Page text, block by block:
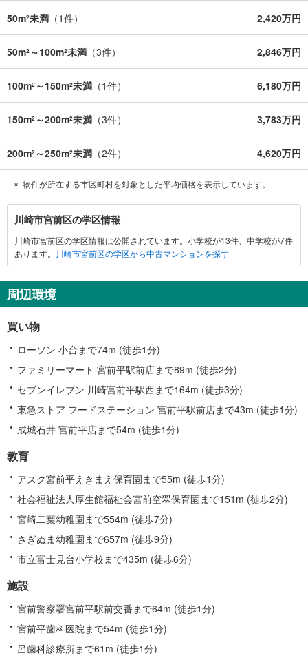
50m2未満 （1件） 2,420万円
50m2 ～100m2未満 （3件） 2,846万円
100m2 ～150m2未満 （1件） 6,180万円
150m2 ～200m2未満 （3件） 3,783万円
200m2 ～250m2未満 （2件） 4,620万円
物件が所在する市区町村を対象とした平均価格を表示しています。
川
崎
市
宮
区
に
す
る
情
報
川崎市宮前区の学区情報
川崎市宮前区の学区情報は公開されています。小学校が13件、中学校が7件
あります。
川崎市宮前区の学区から中古マンションを探す
周辺環境
買い物
ローソン 小台まで74m (徒歩1分)
ファミリーマート 宮前平駅前店まで89m (徒歩2分)
セブンイレブン 川崎宮前平駅西まで164m (徒歩3分)
東急ストア フードステーション 宮前平駅前店まで43m (徒歩1分)
成城石井 宮前平店まで54m (徒歩1分)
教育
アスク宮前平えきまえ保育園まで55m (徒歩1分)
社会福祉法人厚生館福祉会宮前空翠保育園まで151m (徒歩2分)
宮崎二葉幼稚園まで554m (徒歩7分)
さぎぬま幼稚園まで657m (徒歩9分)
市立富士見台小学校まで435m (徒歩6分)
施設
宮前警察署宮前平駅前交番まで64m (徒歩1分)
宮前平歯科医院まで54m (徒歩1分)
呂歯科診療所まで61m (徒歩1分)